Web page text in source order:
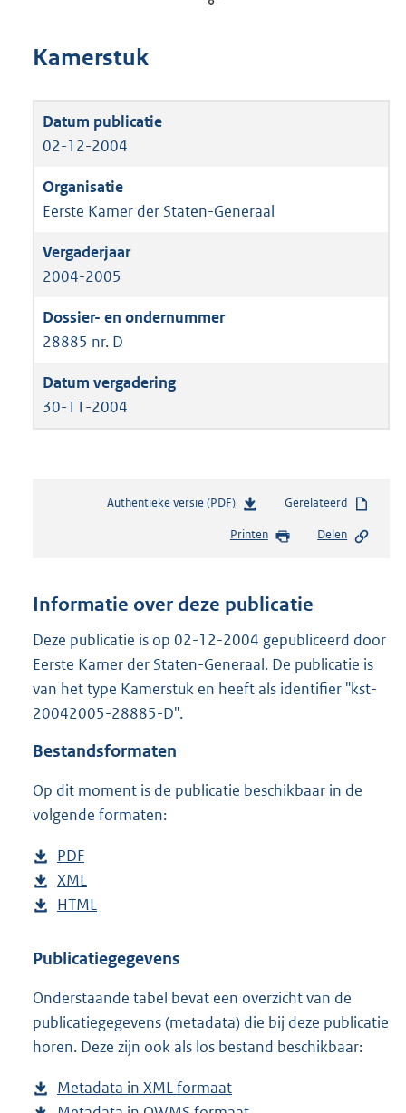
Kamerstuk
02-12-2004
Eerste Kamer der Staten-Generaal
2004-2005
28885 nr. D
30-11-2004
Authentieke versie (PDF)b
s
n
s
r
o
:
Gerelateerd
Printen Delen
Informatie over deze publicatie
Deze publicatie is op 02-12-2004 gepubliceerd door
Eerste Kamer der Staten-Generaal. De publicatie is
van het type Kamerstuk en heeft als identifier "kst-
20042005-28885-D".
Bestandsformaten
Op dit moment is de publicatie beschikbaar in de
volgende formaten:
D
o
w
l
a
d
p
b
PDF
e
s
a
d
s
g
o
D
o
n
o
a
d
u
XML
e
t
n
d
s
r
D
w
l
o
a
p
HTML
s
a
n
d
g
Publicatiegegevens
Onderstaande tabel bevat een overzicht van de
publicatiegegevens (metadata) die bij deze publicatie
horen. Deze zijn ook als los bestand beschikbaar:
Metadata in XML formaat